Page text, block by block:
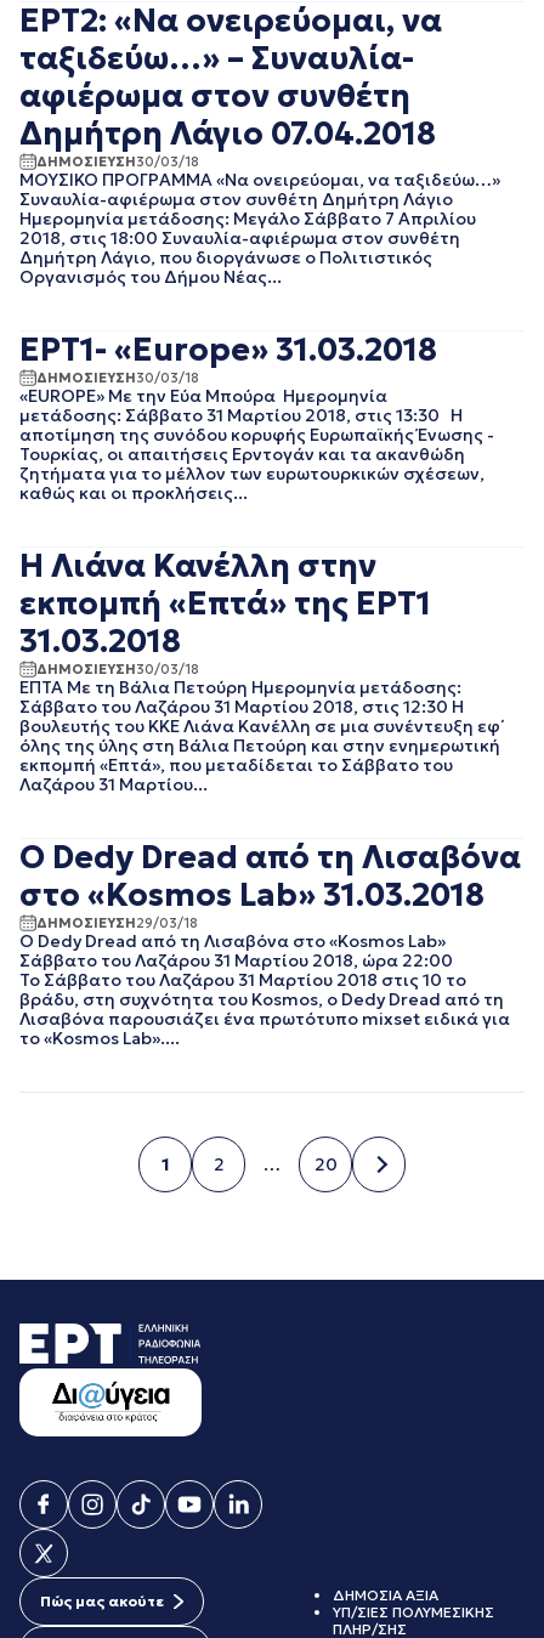
ΑΠΡΙΛΙΟΣ 2018
ΜΑΡΤΙΟΣ 2018
ΦΕΒΡΟΥΑΡΙΟΣ 2018
ΙΑΝΟΥΑΡΙΟΣ 2018
ΔΕΚΕΜΒΡΙΟΣ 2017
ΝΟΕΜΒΡΙΟΣ 2017
ΟΚΤΩΒΡΙΟΣ 2017
ΣΕΠΤΕΜΒΡΙΟΣ 2017
ΑΥΓΟΥΣΤΟΣ 2017
ΙΟΥΛΙΟΣ 2017
ΙΟΥΝΙΟΣ 2017
ΜΑΡΤΙΟΣ 2017
ΙΑΝΟΥΑΡΙΟΣ 2017
ΔΕΚΕΜΒΡΙΟΣ 2016
ΝΟΕΜΒΡΙΟΣ 2016
ΟΚΤΩΒΡΙΟΣ 2016
ΣΕΠΤΕΜΒΡΙΟΣ 2016
ΙΟΥΛΙΟΣ 2016
ΙΟΥΝΙΟΣ 2016
ΟΚΤΩΒΡΙΟΣ 2015
ΕΡΤ2: «Να ονειρεύομαι, να
ταξιδεύω…» – Συναυλία-
αφιέρωμα στον συνθέτη
Δημήτρη Λάγιο 07.04.2018
ΔΗΜΟΣΙΕΥΣΗ30/03/18
ΜΟΥΣΙΚΟ ΠΡΟΓΡΑΜΜΑ «Να ονειρεύομαι, να ταξιδεύω…»
Συναυλία-αφιέρωμα στον συνθέτη Δημήτρη Λάγιο
Ημερομηνία μετάδοσης: Μεγάλο Σάββατο 7 Απριλίου
2018, στις 18:00 Συναυλία-αφιέρωμα στον συνθέτη
Δημήτρη Λάγιο, που διοργάνωσε ο Πολιτιστικός
Οργανισμός του Δήμου Νέας...
ΕΡΤ1- «Europe» 31.03.2018
ΔΗΜΟΣΙΕΥΣΗ30/03/18
«EUROPE» Με την Εύα Μπούρα Ημερομηνία
μετάδοσης: Σάββατο 31 Μαρτίου 2018, στις 13:30 Η
αποτίμηση της συνόδου κορυφής Ευρωπαϊκής Ένωσης -
Τουρκίας, οι απαιτήσεις Ερντογάν και τα ακανθώδη
ζητήματα για το μέλλον των ευρωτουρκικών σχέσεων,
καθώς και οι προκλήσεις...
Η Λιάνα Κανέλλη στην
εκπομπή «Επτά» της ΕΡΤ1
31.03.2018
ΔΗΜΟΣΙΕΥΣΗ30/03/18
ΕΠΤΑ Με τη Βάλια Πετούρη Ημερομηνία μετάδοσης:
Σάββατο του Λαζάρου 31 Μαρτίου 2018, στις 12:30 Η
βουλευτής του ΚΚΕ Λιάνα Κανέλλη σε μια συνέντευξη εφ΄
όλης της ύλης στη Βάλια Πετούρη και στην ενημερωτική
εκπομπή «Επτά», που μεταδίδεται το Σάββατο του
Λαζάρου 31 Μαρτίου...
O Dedy Dread από τη Λισαβόνα
στο «Kosmos Lab» 31.03.2018
ΔΗΜΟΣΙΕΥΣΗ29/03/18
O Dedy Dread από τη Λισαβόνα στο «Kosmos Lab»
Σάββατο του Λαζάρου 31 Μαρτίου 2018, ώρα 22:00
Το Σάββατο του Λαζάρου 31 Μαρτίου 2018 στις 10 το
βράδυ, στη συχνότητα του Kosmos, ο Dedy Dread από τη
Λισαβόνα παρουσιάζει ένα πρωτότυπο mixset ειδικά για
το «Kosmos Lab»....
Σελίδα
1
Σελίδα
2
…
Σελίδα
20
Πώς μας ακούτε
ΔΗΜΟΣΙΑ ΑΞΙΑ
ΥΠ/ΣΙΕΣ ΠΟΛΥΜΕΣΙΚΗΣ
ΠΛΗΡ/ΣΗΣ